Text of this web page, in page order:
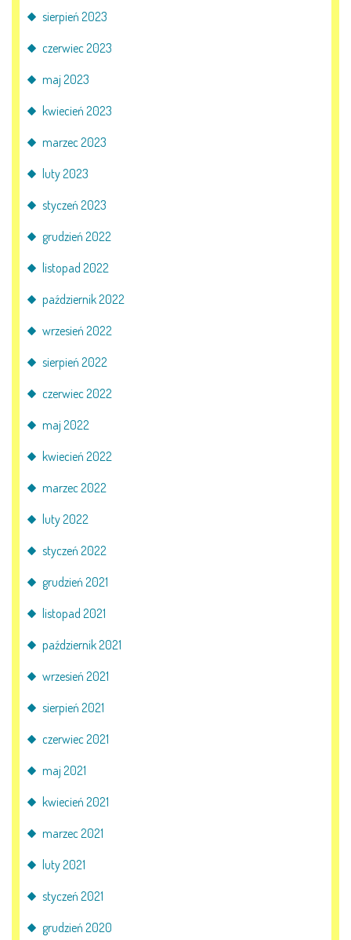
sierpień 2023
czerwiec 2023
maj 2023
kwiecień 2023
marzec 2023
luty 2023
styczeń 2023
grudzień 2022
listopad 2022
październik 2022
wrzesień 2022
sierpień 2022
czerwiec 2022
maj 2022
kwiecień 2022
marzec 2022
luty 2022
styczeń 2022
grudzień 2021
listopad 2021
październik 2021
wrzesień 2021
sierpień 2021
czerwiec 2021
maj 2021
kwiecień 2021
marzec 2021
luty 2021
styczeń 2021
grudzień 2020